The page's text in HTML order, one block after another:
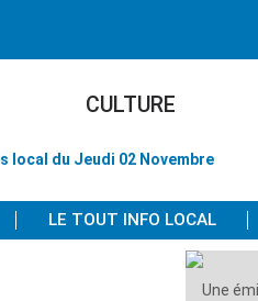
CULTURE
local du Jeudi 02 Novembre
LE TOUT INFO LOCAL
Une